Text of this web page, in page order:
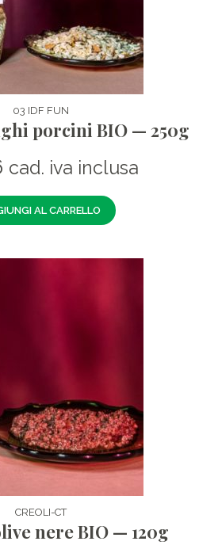
03 IDF FUN
porcini BIO — 250g
cad. iva inclusa
AL CARRELLO
CREOLI-CT
nere BIO — 120g